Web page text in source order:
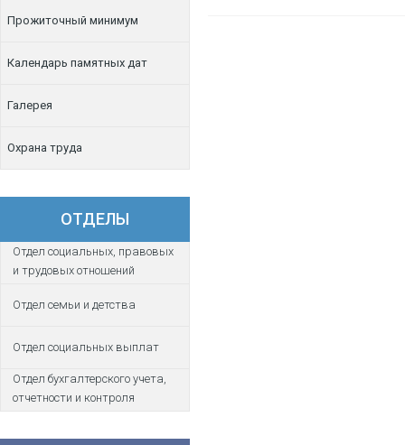
имущественного характера
Прожиточный минимум
Календарь памятных дат
Галерея
Охрана труда
ОТДЕЛЫ
Отдел социальных, правовых
и трудовых отношений
Отдел семьи и детства
Отдел социальных выплат
Отдел бухгалтерского учета,
отчетности и контроля